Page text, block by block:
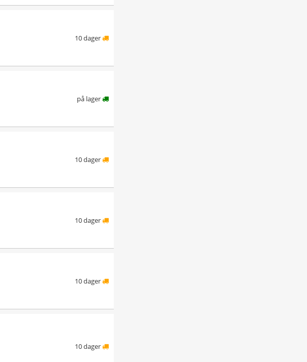
10 dager
på lager
10 dager
10 dager
10 dager
10 dager